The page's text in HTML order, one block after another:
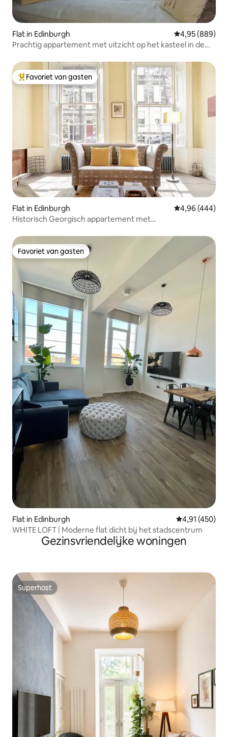
Flat in Edinburgh Gemiddelde
4,95 (889)
Prachtig appartement met uitzicht op het kasteel in de
Topfavoriet van gasten
Favoriet van gasten
Flat in Edinburgh Gemiddelde
4,96 (444)
Historisch Georgisch appartement met
Favoriet van gasten
Favoriet van gasten
Flat in Edinburgh Gemiddelde
4,91 (450)
WHITE LOFT | Moderne flat dicht bij het stadscentrum
Gezinsvriendelijke woningen
Superhost
Superhost